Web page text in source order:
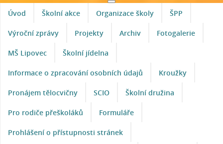
Úvod Školní akce Organizace školy ŠPP
Výroční zprávy Projekty Archiv Fotogalerie
MŠ Lipovec Školní jídelna
Informace o zpracování osobních údajů Kroužky
Pronájem tělocvičny SCIO Školní družina
Pro rodiče přeškoláků Formuláře
Prohlášení o přístupnosti stránek